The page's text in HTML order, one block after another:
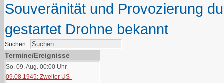
Souveränität und Provozierung
gestartet Drohne bekannt
Suchen...
Termine/Ereignisse
So, 09. Aug. 00:00 Uhr
09.08.1945: Zweiter US-